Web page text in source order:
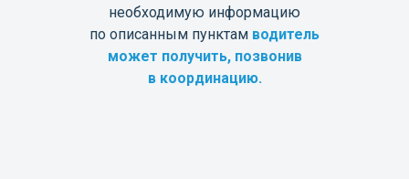
необходимую информацию
по описанным пунктам водитель
может получить, позвонив
в координацию.